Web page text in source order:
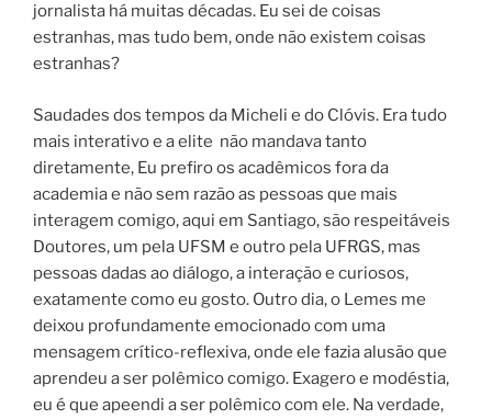
jornalista há muitas décadas. Eu sei de coisas
estranhas, mas tudo bem, onde não existem coisas
estranhas?
Saudades dos tempos da Micheli e do Clóvis. Era tudo
mais interativo e a elite não mandava tanto
diretamente, Eu prefiro os acadêmicos fora da
academia e não sem razão as pessoas que mais
interagem comigo, aqui em Santiago, são respeitáveis
Doutores, um pela UFSM e outro pela UFRGS, mas
pessoas dadas ao diálogo, a interação e curiosos,
exatamente como eu gosto. Outro dia, o Lemes me
deixou profundamente emocionado com uma
mensagem crítico-reflexiva, onde ele fazia alusão que
aprendeu a ser polêmico comigo. Exagero e modéstia,
eu é que apeendi a ser polêmico com ele. Na verdade,